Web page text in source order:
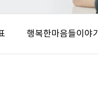
행복한마음들이야기